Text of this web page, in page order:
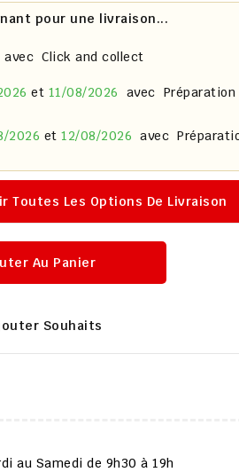
pour une livraison...
avec Click and collect
et 11/08/2026 avec
2026 et12/08/2026 avec
Toutes Les Options De Livraison
Au Panier
Souhaits
au Samedi de 9h30 à 19h